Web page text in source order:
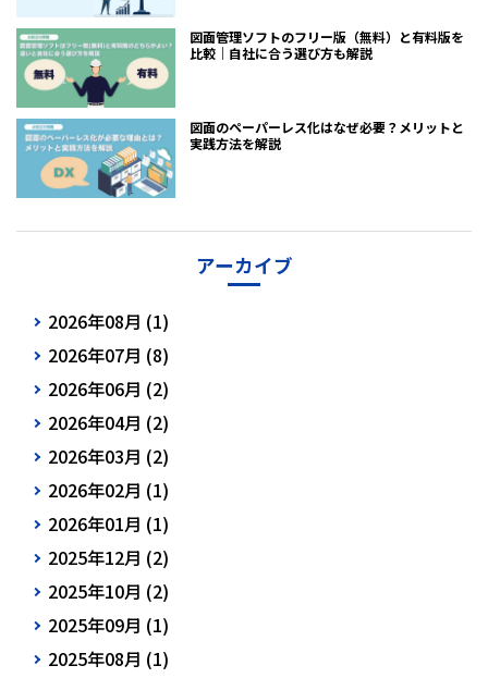
図面管理ソフトのフリー版（無料）と有料版を
比較｜自社に合う選び方も解説
図面のペーパーレス化はなぜ必要？メリットと
実践方法を解説
アーカイブ
2026年08月 (1)
2026年07月 (8)
2026年06月 (2)
2026年04月 (2)
2026年03月 (2)
2026年02月 (1)
2026年01月 (1)
2025年12月 (2)
2025年10月 (2)
2025年09月 (1)
2025年08月 (1)